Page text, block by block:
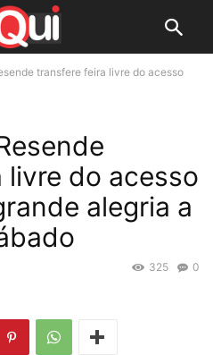
transfere feira livre do acesso
do acesso
alegria a
0
325